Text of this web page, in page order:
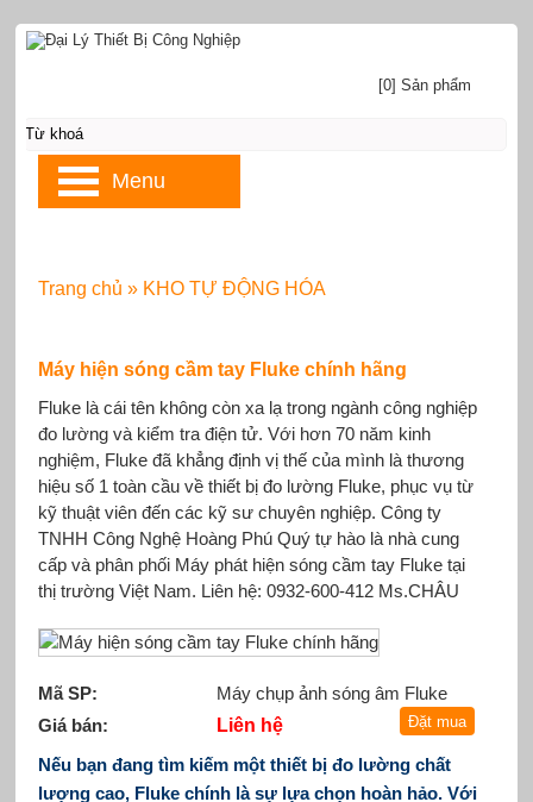
Máy hiện sóng cầm tay Fluke chính hãng
Fluke là cái tên không còn xa lạ trong ngành công nghiệp
đo lường và kiểm tra điện tử. Với hơn 70 năm kinh
nghiệm, Fluke đã khẳng định vị thế của mình là thương
hiệu số 1 toàn cầu về thiết bị đo lường Fluke, phục vụ từ
kỹ thuật viên đến các kỹ sư chuyên nghiệp. Công ty
TNHH Công Nghệ Hoàng Phú Quý tự hào là nhà cung
cấp và phân phối Máy phát hiện sóng cầm tay Fluke tại
thị trường Việt Nam. Liên hệ: 0932-600-412 Ms.CHÂU
Mã SP:
Máy chụp ảnh sóng âm Fluke
Giá bán:
Liên hệ
Nếu bạn đang tìm kiếm một thiết bị đo lường chất
lượng cao, Fluke chính là sự lựa chọn hoàn hảo. Với
Trang chủ » KHO TỰ ĐỘNG HÓA
[0] Sản phẩm
Menu